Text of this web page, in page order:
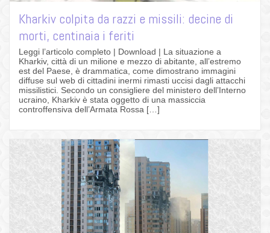
Kharkiv colpita da razzi e missili: decine di
morti, centinaia i feriti
Leggi l’articolo completo | Download | La situazione a
Kharkiv, città di un milione e mezzo di abitante, all’estremo
est del Paese, è drammatica, come dimostrano immagini
diffuse sul web di cittadini inermi rimasti uccisi dagli attacchi
missilistici. Secondo un consigliere del ministero dell’Interno
ucraino, Kharkiv è stata oggetto di una massiccia
controffensiva dell’Armata Rossa […]